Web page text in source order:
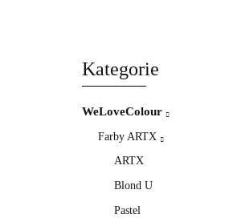
Kategorie
WeLoveColour
Farby ARTX
ARTX
Blond U
Pastel